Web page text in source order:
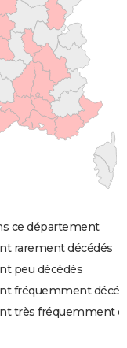
ce département
rarement décédés
peu décédés
fréquemment
très fréquemment